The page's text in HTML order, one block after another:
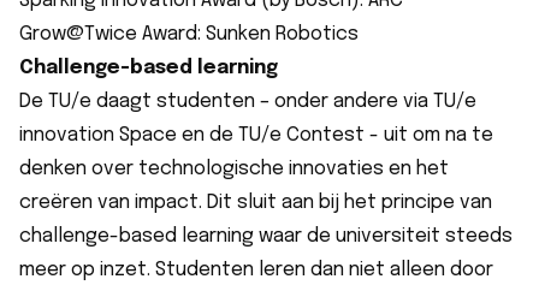
Grow@Twice Award: Sunken Robotics
Challenge-based learning
De TU/e daagt studenten – onder andere via TU/e
innovation Space en de TU/e Contest - uit om na te
denken over technologische innovaties en het
creëren van impact. Dit sluit aan bij het principe van
challenge-based learning waar de universiteit steeds
meer op inzet. Studenten leren dan niet alleen door